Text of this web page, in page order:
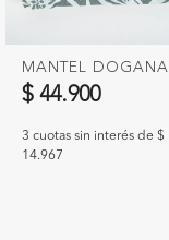
MANTEL DOGANA
$ 44.900
3 cuotas sin interés de $
14.967